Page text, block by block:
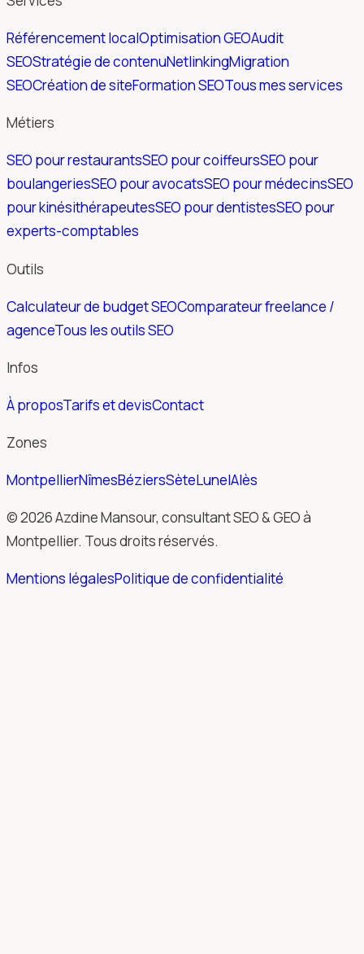
Référencement localOptimisation GEOAudit
SEOStratégie de contenuNetlinkingMigration
SEOCréation de siteFormation SEOTous mes services
Métiers
SEO pour restaurantsSEO pour coiffeursSEO pour
boulangeriesSEO pour avocatsSEO pour médecinsSEO
pour kinésithérapeutesSEO pour dentistesSEO pour
experts-comptables
Outils
Calculateur de budget SEOComparateur freelance /
agenceTous les outils SEO
Infos
À proposTarifs et devisContact
Zones
MontpellierNîmesBéziersSèteLunelAlès
© 2026 Azdine Mansour, consultant SEO & GEO à
Montpellier. Tous droits réservés.
Mentions légalesPolitique de confidentialité